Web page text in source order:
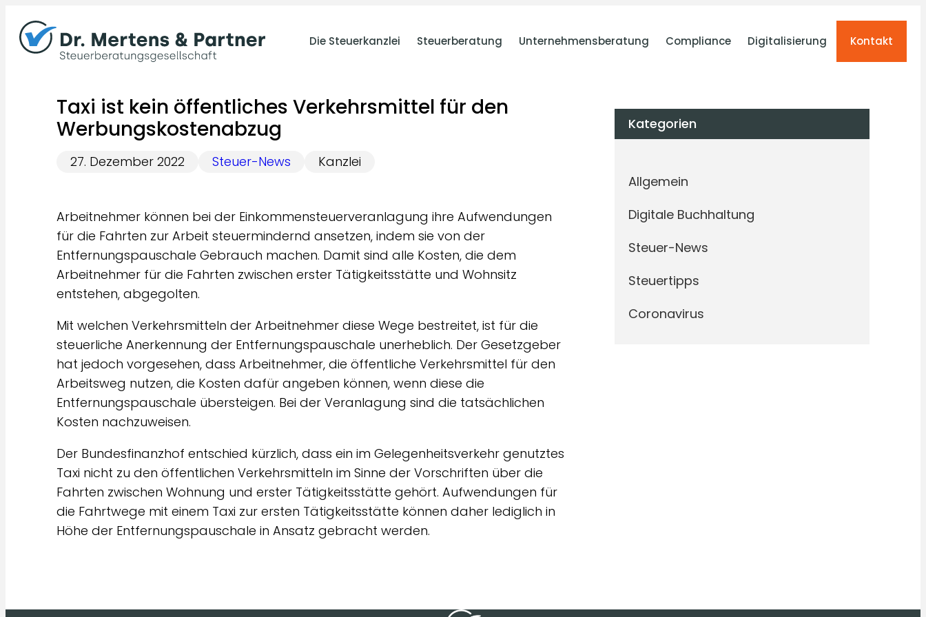
Inhalt
springen
Die Steuerkanzlei Steuerberatung Unternehmensberatung Compliance Digitalisierung Kontakt
Taxi ist kein öffentliches Verkehrsmittel für den
Werbungskostenabzug
27. Dezember 2022 Steuer-News Kanzlei
Arbeitnehmer können bei der Einkommensteuerveranlagung ihre Aufwendungen
für die Fahrten zur Arbeit steuermindernd ansetzen, indem sie von der
Entfernungspauschale Gebrauch machen. Damit sind alle Kosten, die dem
Arbeitnehmer für die Fahrten zwischen erster Tätigkeitsstätte und Wohnsitz
entstehen, abgegolten.
Mit welchen Verkehrsmitteln der Arbeitnehmer diese Wege bestreitet, ist für die
steuerliche Anerkennung der Entfernungspauschale unerheblich. Der Gesetzgeber
hat jedoch vorgesehen, dass Arbeitnehmer, die öffentliche Verkehrsmittel für den
Arbeitsweg nutzen, die Kosten dafür angeben können, wenn diese die
Entfernungspauschale übersteigen. Bei der Veranlagung sind die tatsächlichen
Kosten nachzuweisen.
Der Bundesfinanzhof entschied kürzlich, dass ein im Gelegenheitsverkehr genutztes
Taxi nicht zu den öffentlichen Verkehrsmitteln im Sinne der Vorschriften über die
Fahrten zwischen Wohnung und erster Tätigkeitsstätte gehört. Aufwendungen für
die Fahrtwege mit einem Taxi zur ersten Tätigkeitsstätte können daher lediglich in
Höhe der Entfernungspauschale in Ansatz gebracht werden.
Kategorien
Allgemein
Digitale Buchhaltung
Steuer-News
Steuertipps
Coronavirus